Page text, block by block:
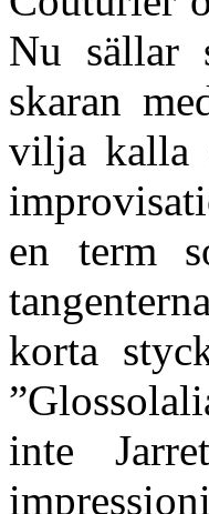
Nu sällar
skaran
vilja kalla
en term
korta
inte